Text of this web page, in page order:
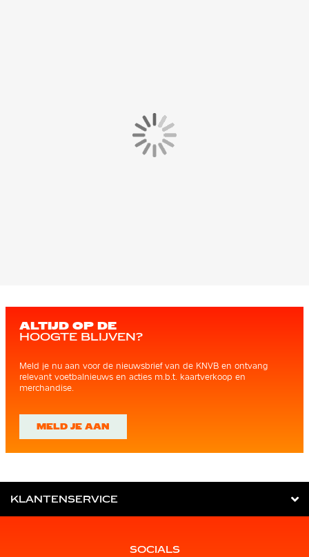
ALTIJD OP DE
HOOGTE BLIJVEN?
Meld je nu aan voor de nieuwsbrief van de KNVB en ontvang
relevant voetbalnieuws en acties m.b.t. kaartverkoop en
merchandise.
MELD JE AAN
KLANTENSERVICE
SOCIALS